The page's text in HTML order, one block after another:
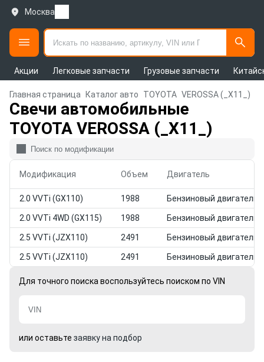
Москва
Акции Легковые запчасти Грузовые запчасти
Главная страница Каталог авто TOYOTA VEROSSA (_X11_)
Свечи автомобильные
TOYOTA VEROSSA (_X11_)
Модификация Объем Двигатель
2.0 VVTi (GX110) 1988 Бензиновый двигатель
2.0 VVTi 4WD (GX115) 1988 Бензиновый двигатель
2.5 VVTi (JZX110) 2491 Бензиновый двигатель
2.5 VVTi (JZX110) 2491 Бензиновый двигатель
Для точного поиска воспользуйтесь поиском по VIN
или оставьте заявку на подбор